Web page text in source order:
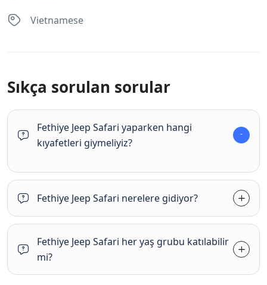
Vietnamese
Sıkça sorulan sorular
Fethiye Jeep Safari yaparken hangi
kıyafetleri giymeliyiz?
Fethiye Jeep Safari nerelere gidiyor?
Fethiye Jeep Safari her yaş grubu katılabilir
mi?